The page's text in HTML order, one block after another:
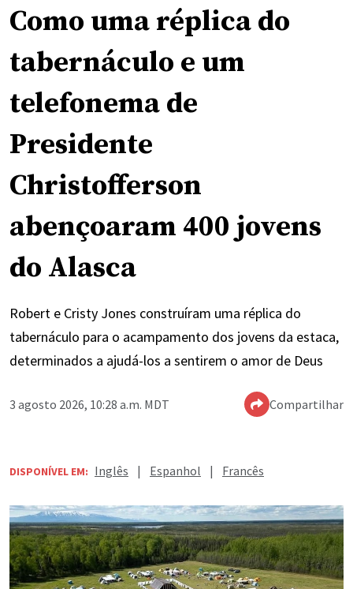
Como uma réplica do
tabernáculo e um
telefonema de
Presidente
Christofferson
abençoaram 400 jovens
do Alasca
Robert e Cristy Jones construíram uma réplica do
tabernáculo para o acampamento dos jovens da estaca,
determinados a ajudá-los a sentirem o amor de Deus
3 agosto 2026, 10:28 a.m. MDT Compartilhar
DISPONÍVEL EM: Inglês | Espanhol | Francês